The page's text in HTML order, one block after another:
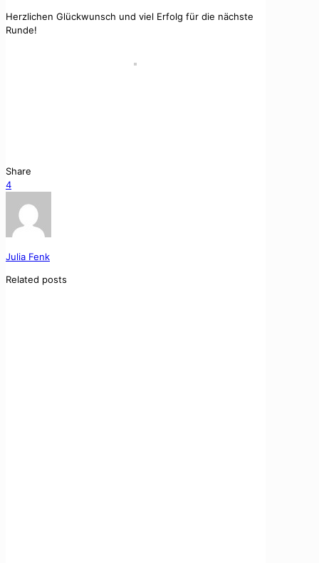
Herzlichen Glückwunsch und viel Erfolg für die nächste
Runde!
Share
4
Julia Fenk
Related posts